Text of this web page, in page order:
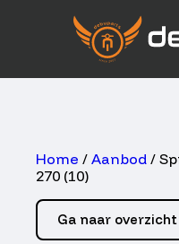
Home / Aanbod /
270 (10)
Ga naar overzicht